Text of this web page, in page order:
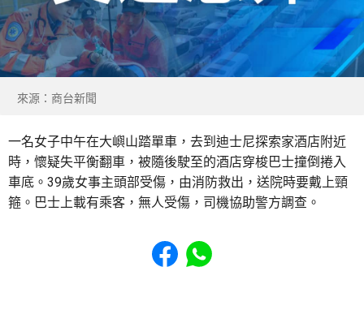
來源：商台新聞
一名女子中午在大嶼山踏單車，去到迪士尼探索家酒店附近
時，懷疑失平衡翻車，被隨後駛至的酒店穿梭巴士撞倒捲入
車底。39歲女事主頭部受傷，由消防救出，送院時要戴上頸
箍。巴士上載有乘客，無人受傷，司機協助警方調查。
Share to Facebook
Share to WhatsApp